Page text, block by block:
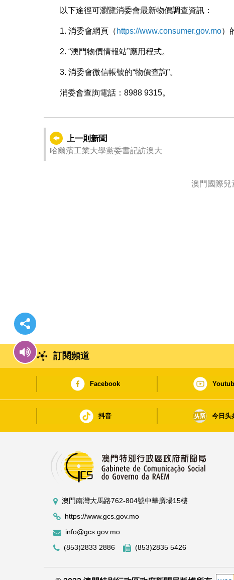
以下途徑可瀏覽消委會最新物價調查資訊：
1. 消委會網頁（ https://www.consumer.gov.mo）
2. “澳門物價情報站”應用程式。
3. 消委會微信帳號的“物價查詢”。
消委會查詢電話：8988 9315。
上一則新聞
哈爾濱工業大學黨委書記訪澳大
澳門國際
訂閱頻道
Facebook
抖音 今日头
澳門南灣大馬路762-804號中華廣場15樓
https://www.gcs.gov.mo
info@gcs.gov.mo
(853)2833 2886
(853)2835 5426